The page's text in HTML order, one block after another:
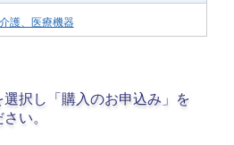
護、医療機器
択し「購入のお申込み」を
い。